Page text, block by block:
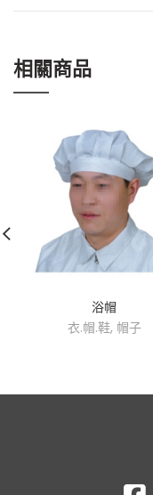
相關商品
浴帽
衣.帽.鞋, 帽子